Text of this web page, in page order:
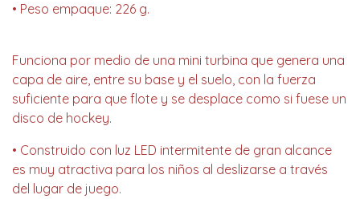
• Peso empaque: 226 g.
Funciona por medio de una mini turbina que genera una
capa de aire, entre su base y el suelo, con la fuerza
suficiente para que flote y se desplace como si fuese un
disco de hockey.
• Construido con luz LED intermitente de gran alcance
es muy atractiva para los niños al deslizarse a través
del lugar de juego.